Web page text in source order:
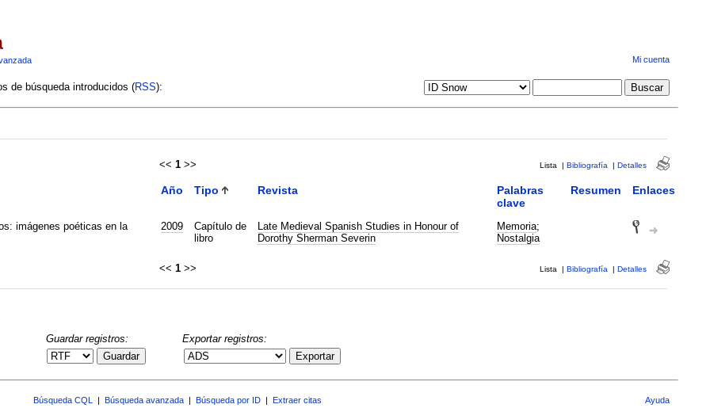
Mi cuenta
de búsqueda introducidos (RSS):
<< 1 >> Lista | Bibliografía | Detalles
Año Tipo Revista
Palabras
clave
Resumen Enlaces
imágenes poéticas en la
2009
Capítulo de
libro
Late Medieval Spanish Studies in Honour of
Dorothy Sherman Severin
Memoria;
Nostalgia
<< 1 >> Lista | Bibliografía | Detalles
Guardar registros:
Guardar
Exportar registros:
Exportar
Búsqueda CQL Búsqueda avanzada Búsqueda por ID Extraer citas Ayuda